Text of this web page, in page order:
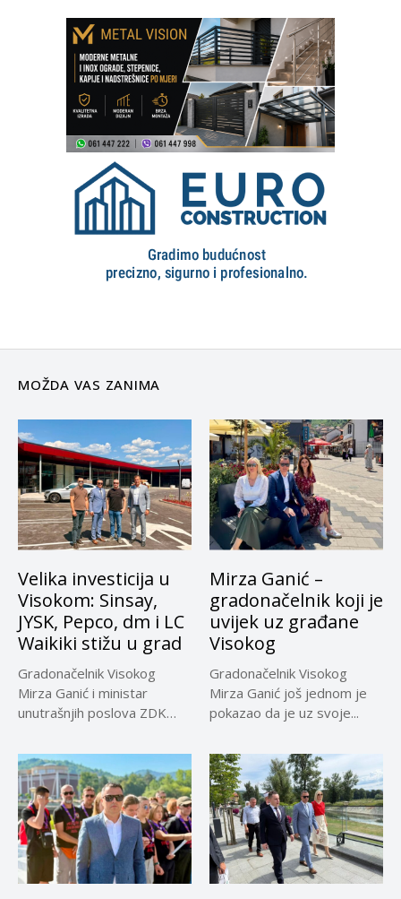
MOŽDA VAS ZANIMA
Velika investicija u
Visokom: Sinsay,
JYSK, Pepco, dm i LC
Waikiki stižu u grad
Gradonačelnik Visokog
Mirza Ganić i ministar
unutrašnjih poslova ZDK
Mirza Ganić –
gradonačelnik koji je
uvijek uz građane
Visokog
Gradonačelnik Visokog
Mirza Ganić još jednom je
pokazao da je uz svoje...